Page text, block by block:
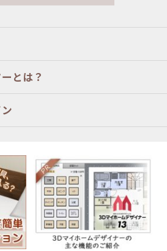
とは？